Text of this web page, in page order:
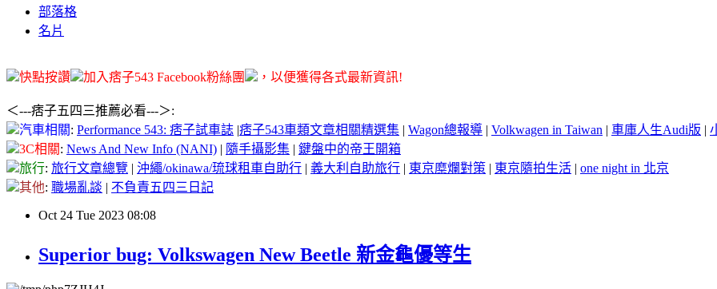
部落格
名片
快點按讚 加入痞子543 Facebook粉絲團 ，以便獲得各式最新資訊!
＜---痞子五四三推薦必看---＞:
汽車相關: Performance 543: 痞子試車誌 |痞子543車類文章相關精選集 | Wagon總報導 | Volkwagen in Taiwan | 車庫人生Audi版 |
3C相關: News And New Info (NANI) | 隨手攝影集 | 鍵盤中的帝王開箱
旅行: 旅行文章總覽 | 沖繩/okinawa/琉球租車自助行 | 義大利自助旅行 | 東京糜爛對策 | 東京隨拍生活 | one night in 北京
其他: 職場亂談 | 不負責五四三日記
Oct 24 Tue 2023 08:08
Superior bug: Volkswagen New Beetle 新金龜優等生